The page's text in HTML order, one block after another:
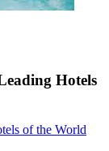
Hotels
of the World